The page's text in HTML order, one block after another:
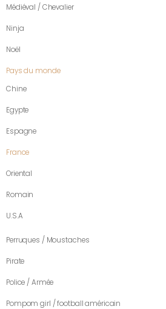
Médiéval / Chevalier
Ninja
Noël
Pays du monde
Chine
Egypte
Espagne
France
Oriental
Romain
U.S.A
Perruques / Moustaches
Pirate
Police / Armée
Pompom girl / football américain